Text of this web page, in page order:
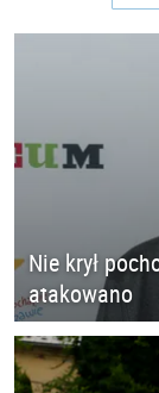
Nie krył
atakowano